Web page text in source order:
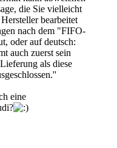
die Sie vielleicht
bearbeitet
nach dem "FIFO-
oder auf deutsch:
auch zuerst sein
als diese
eine